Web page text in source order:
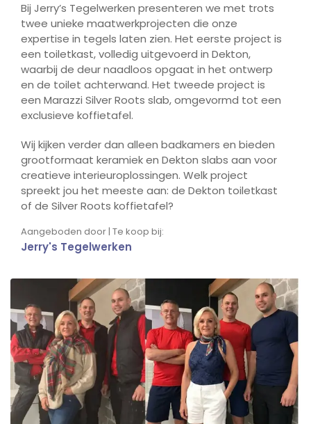
Bij Jerry’s Tegelwerken presenteren we met trots
twee unieke maatwerkprojecten die onze
expertise in tegels laten zien. Het eerste project is
een toiletkast, volledig uitgevoerd in Dekton,
waarbij de deur naadloos opgaat in het ontwerp
en de toilet achterwand. Het tweede project is
een Marazzi Silver Roots slab, omgevormd tot een
exclusieve koffietafel.
Wij kijken verder dan alleen badkamers en bieden
grootformaat keramiek en Dekton slabs aan voor
creatieve interieuroplossingen. Welk project
spreekt jou het meeste aan: de Dekton toiletkast
of de Silver Roots koffietafel?
Aangeboden door | Te koop bij:
Jerry's Tegelwerken